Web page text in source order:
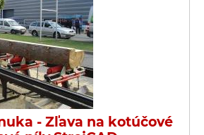
- Zľava na kotúčové